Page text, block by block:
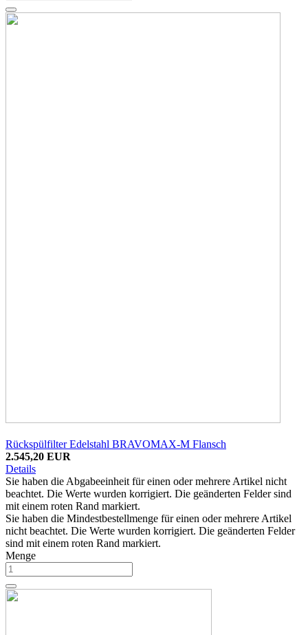
Rückspülfilter Edelstahl BRAVOMAX-M Flansch
2.545,20 EUR
Details
Sie haben die Abgabeeinheit für einen oder mehrere Artikel nicht
beachtet. Die Werte wurden korrigiert. Die geänderten Felder sind
mit einem roten Rand markiert.
Sie haben die Mindestbestellmenge für einen oder mehrere Artikel
nicht beachtet. Die Werte wurden korrigiert. Die geänderten Felder
sind mit einem roten Rand markiert.
Menge